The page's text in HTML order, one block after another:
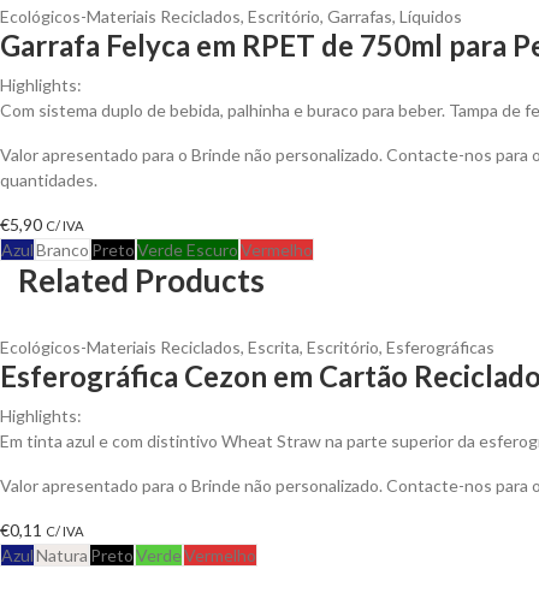
Ecológicos-Materiais Reciclados, Escritório, Garrafas, Líquidos
Garrafa Felyca em RPET de 750ml para
Highlights:
Com sistema duplo de bebida, palhinha e buraco para beber. Tampa de
Valor apresentado para o Brinde não personalizado. Contacte-nos
quantidades.
€5,90 C/ IVA
AzulBranco PretoVerde EscuroVermelho
Related Products
Ecológicos-Materiais Reciclados, Escrita, Escritório, Esferográficas
Esferográfica Cezon em Cartão
Highlights:
Em tinta azul e com distintivo Wheat Straw na parte superior da
Valor apresentado para o Brinde não personalizado. Contacte-nos
€0,11 C/ IVA
AzulNatura PretoVerdeVermelho